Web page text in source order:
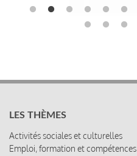
LES THÈMES
Activités sociales et culturelles
Emploi, formation et compétences